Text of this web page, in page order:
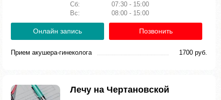
Сб:
07:30 - 15:00
Вс:
08:00 - 15:00
Онлайн запись Позвонить
Прием акушера-гинеколога 1700 руб.
Лечу на Чертановской